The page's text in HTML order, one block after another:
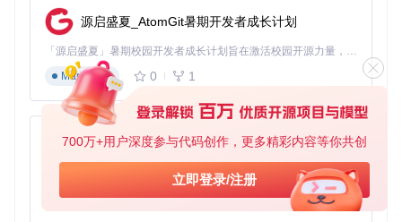
700万+用户深度参与代码创作，更多精彩内容等你共创
立即登录/注册
分辨率缩放：4x（配合FSR 2.0锐化）
高级设置：启用各向异性过滤16x、SSAO环境光遮蔽、动
态分辨率
中端配置方案（GTX 1650/RX 5500）：
渲染器：Vulkan
分辨率缩放：2x（启用FSR 1.0平衡画质）
高级设置：关闭体积云、降低阴影质量至中
（GTX 1050Ti/核显）：
源启盛夏_AtomGit暑期开发者成长计划
「源启盛夏」暑期校园开发者成长计划旨在激活校园开源力量，通过积分激励、认证扶持、资源倾斜等形式，引导高校组织和开发者完成「入驻 — 建项目 — 做贡献 — 获认证 — 得资源」的完整闭环。无论你是想带领社团入驻平台的组织者，还是希望用代码贡献证明自己的开发者，都能在这里找到属于你的成长路径。
Markdown
0 1
py-xiaozhi
基于Python的Xiaozhi AI，适用于想要完整Xiaozhi体验而无需拥有专用硬件的用户。
Python
0 1